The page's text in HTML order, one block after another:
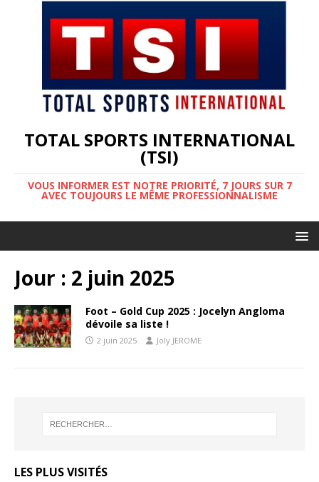
TOTAL SPORTS INTERNATIONAL
(TSI)
VOUS INFORMER EST NOTRE PRIORITÉ, 7 JOURS SUR 7
AVEC TOUJOURS LE MÊME PROFESSIONNALISME
Jour : 2 juin 2025
Foot – Gold Cup 2025 : Jocelyn Angloma
dévoile sa liste !
2 juin 2025 Joly JEROME
LES PLUS VISITÉS